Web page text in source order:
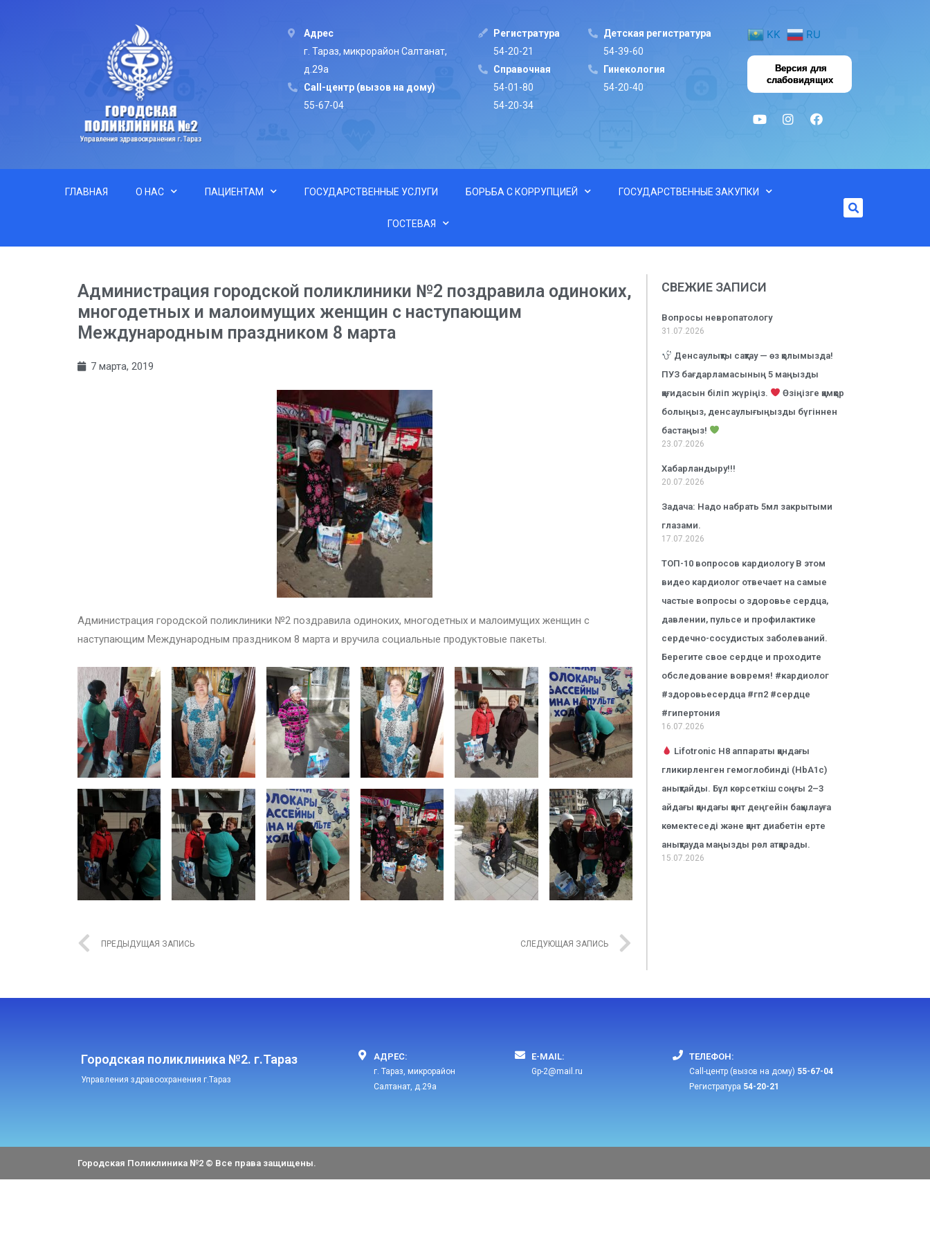
Адрес
г. Тараз, микрорайон Салтанат,
д.29а
Call-центр (вызов на дому)
55-67-04
Регистратура
54-20-21
Cправочная
54-01-80
54-20-34
Детская регистратура
54-39-60
Гинекология
54-20-40
KK RU
Версия для
слабовидящих
ГЛАВНАЯ О НАС ПАЦИЕНТАМ ГОСУДАРСТВЕННЫЕ УСЛУГИ БОРЬБА С КОРРУПЦИЕЙ ГОСУДАРСТВЕННЫЕ ЗАКУПКИ
ГОСТЕВАЯ
Администрация городской поликлиники №2 поздравила одиноких,
многодетных и малоимущих женщин с наступающим
Международным праздником 8 марта
7 марта, 2019
Администрация городской поликлиники №2 поздравила одиноких, многодетных и малоимущих женщин с
наступающим Международным праздником 8 марта и вручила социальные продуктовые пакеты.
ПРЕДЫДУЩАЯ ЗАПИСЬ СЛЕДУЮЩАЯ ЗАПИСЬ
СВЕЖИЕ ЗАПИСИ
Вопросы невропатологу
31.07.2026
Денсаулықты сақтау — өз қолымызда!
ПУЗ бағдарламасының 5 маңызды
қағидасын біліп жүріңіз.
Өзіңізге қамқор
болыңыз, денсаулығыңызды бүгіннен
бастаңыз!
23.07.2026
Хабарландыру!!!
20.07.2026
Задача: Надо набрать 5мл закрытыми
глазами.
17.07.2026
ТОП-10 вопросов кардиологу В этом
видео кардиолог отвечает на самые
частые вопросы о здоровье сердца,
давлении, пульсе и профилактике
сердечно-сосудистых заболеваний.
Берегите свое сердце и проходите
обследование вовремя! #кардиолог
#здоровьесердца #гп2 #сердце
#гипертония
16.07.2026
Lifotronic H8 аппараты қандағы
гликирленген гемоглобинді (HbA1c)
анықтайды. Бұл көрсеткіш соңғы 2–3
айдағы қандағы қант деңгейін бақылауға
көмектеседі және қант диабетін ерте
анықтауда маңызды рөл атқарады.
15.07.2026
Городская поликлиника №2. г.Тараз
Управления здравоохранения г.Тараз
АДРЕС:
г. Тараз, микрорайон
Салтанат, д.29а
E-MAIL:​
Gp-2@mail.ru​
ТЕЛЕФОН:​
Call-центр (вызов на дому) 55-67-04
Регистратура 54-20-21
Городская Поликлиника №2 © Все права защищены.